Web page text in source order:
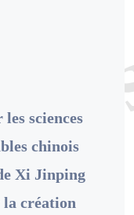
sciences
chinois
Xi Jinping
création